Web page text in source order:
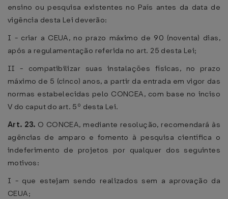
ensino ou pesquisa existentes no País antes da data de
vigência desta Lei deverão:
I - criar a CEUA, no prazo máximo de 90 (noventa) dias,
após a regulamentação referida no art. 25 desta Lei;
II - compatibilizar suas instalações físicas, no prazo
máximo de 5 (cinco) anos, a partir da entrada em vigor das
normas estabelecidas pelo CONCEA, com base no inciso
V do caput do art. 5º desta Lei.
Art. 23. O CONCEA, mediante resolução, recomendará às
agências de amparo e fomento à pesquisa científica o
indeferimento de projetos por qualquer dos seguintes
motivos:
I - que estejam sendo realizados sem a aprovação da
CEUA;